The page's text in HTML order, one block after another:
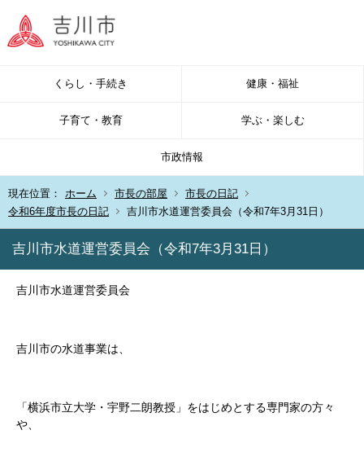
くらし・手続き 健康・福祉
子育て・教育 学ぶ・楽しむ
市政情報
現在位置： ホーム 市長の部屋
市長の日記
令和6年度市長の日記
吉川市水道運営委員会（令和7年3月31日）
吉川市水道運営委員会（令和7年3月31日）
吉川市水道運営委員会
吉川市の水道事業は、
「横浜市立大学・宇野二朗教授」をはじめとする専門家の方々
や、